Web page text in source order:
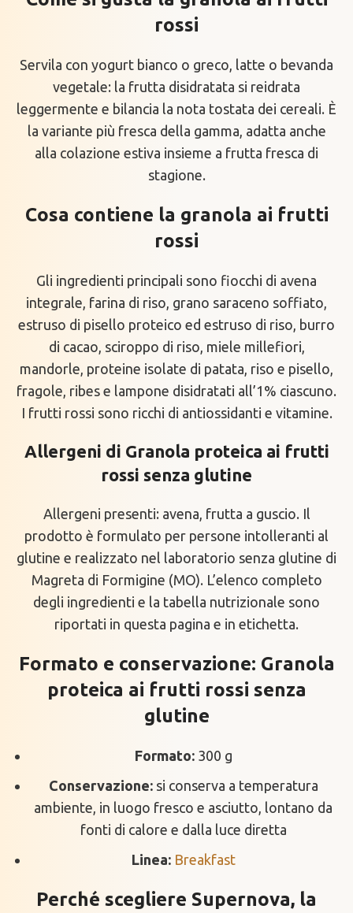
rossi
Servila con yogurt bianco o greco, latte o bevanda
vegetale: la frutta disidratata si reidrata
leggermente e bilancia la nota tostata dei cereali. È
la variante più fresca della gamma, adatta anche
alla colazione estiva insieme a frutta fresca di
stagione.
Cosa contiene la granola ai frutti
rossi
Gli ingredienti principali sono fiocchi di avena
integrale, farina di riso, grano saraceno soffiato,
estruso di pisello proteico ed estruso di riso, burro
di cacao, sciroppo di riso, miele millefiori,
mandorle, proteine isolate di patata, riso e pisello,
fragole, ribes e lampone disidratati all’1% ciascuno.
I frutti rossi sono ricchi di antiossidanti e vitamine.
Allergeni di Granola proteica ai frutti
rossi senza glutine
Allergeni presenti: avena, frutta a guscio. Il
prodotto è formulato per persone intolleranti al
glutine e realizzato nel laboratorio senza glutine di
Magreta di Formigine (MO). L’elenco completo
degli ingredienti e la tabella nutrizionale sono
riportati in questa pagina e in etichetta.
Formato e conservazione: Granola
proteica ai frutti rossi senza
glutine
Formato:300 g
Conservazione:si conserva a temperatura
ambiente, in luogo fresco e asciutto, lontano da
fonti di calore e dalla luce diretta
Linea: Breakfast
Perché scegliere Supernova, la